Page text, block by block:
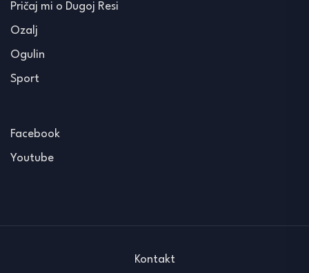
Pričaj mi o Dugoj Resi
Ozalj
Ogulin
Sport
Facebook
Youtube
Kontakt